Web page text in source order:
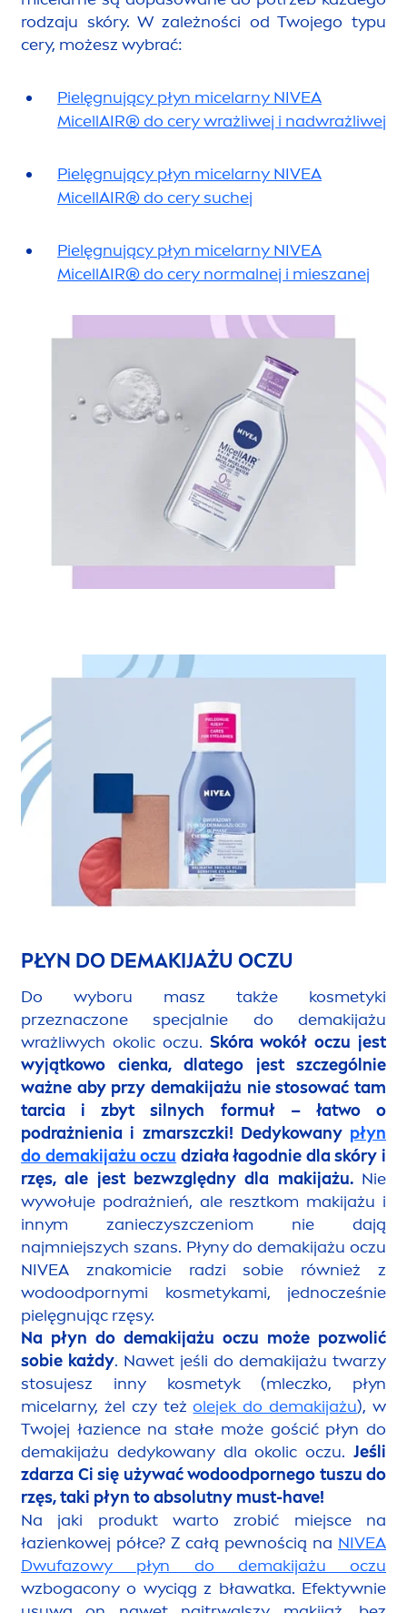
rodzaju skóry. W zależności od Twojego typu
cery, możesz wybrać:
Pielęgnujący płyn micelarny NIVEA
MicellAIR® do cery wrażliwej i nadwrażliwej
Pielęgnujący płyn micelarny NIVEA
MicellAIR® do cery suchej
Pielęgnujący płyn micelarny NIVEA
MicellAIR® do cery normalnej i mieszanej
PŁYN DO DEMAKIJAŻU OCZU
Do wyboru masz także kosmetyki
przeznaczone specjalnie do demakijażu
wrażliwych okolic oczu. Skóra wokół oczu jest
wyjątkowo cienka, dlatego jest szczególnie
ważne aby przy demakijażu nie stosować tam
tarcia i zbyt silnych formuł – łatwo o
podrażnienia i zmarszczki! Dedykowany płyn
do demakijażu oczu działa łagodnie dla skóry i
rzęs, ale jest bezwzględny dla makijażu.Nie
wywołuje podrażnień, ale resztkom makijażu i
innym zanieczyszczeniom nie dają
najmniejszych szans. Płyny do demakijażu oczu
NIVEA znakomicie radzi sobie również z
wodoodpornymi kosmetykami, jednocześnie
pielęgnując rzęsy.
Na płyn do demakijażu oczu może pozwolić
sobie każdy. Nawet jeśli do demakijażu twarzy
stosujesz inny kosmetyk (mleczko, płyn
micelarny, żel czy teżolejek do demakijażu), w
Twojej łazience na stałe może gościć płyn do
demakijażu dedykowany dla okolic oczu. Jeśli
zdarza Ci się używać wodoodpornego tuszu do
rzęs, taki płyn to absolutny must-have!
Na jaki produkt warto zrobić miejsce na
łazienkowej półce? Z całą pewnością na NIVEA
Dwufazowy płyn do demakijażu oczu
wzbogacony o wyciąg z bławatka. Efektywnie